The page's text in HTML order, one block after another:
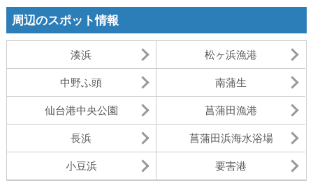
周辺のスポット情報
湊浜 松ヶ浜漁港
中野ふ頭 南蒲生
仙台港中央公園 菖蒲田漁港
長浜 菖蒲田浜海水浴場
小豆浜 要害港